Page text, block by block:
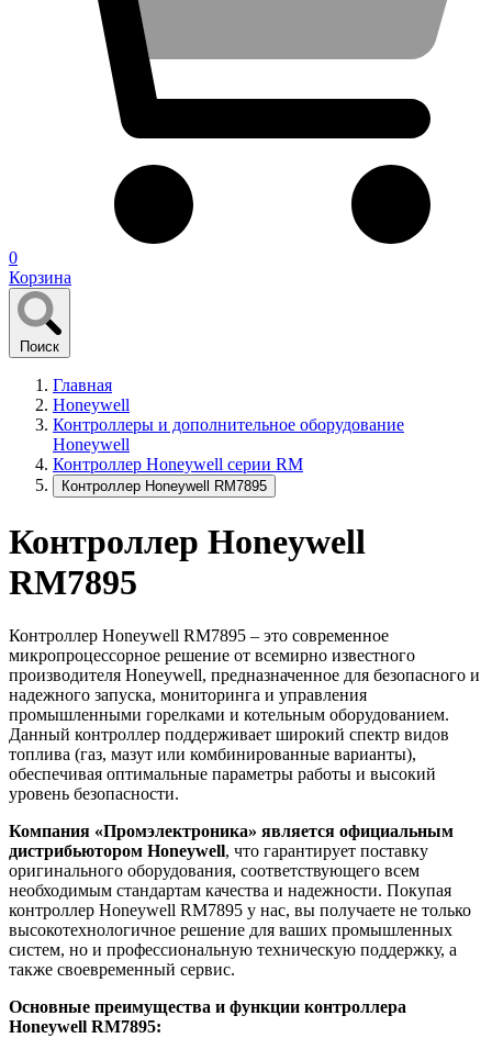
0
Корзина
Поиск
Главная
Honeywell
Контроллеры и дополнительное оборудование
Honeywell
Контроллер Honeywell серии RM
Контроллер Honeywell RM7895
Контроллер Honeywell
RM7895
Контроллер Honeywell RM7895 – это современное
микропроцессорное решение от всемирно известного
производителя Honeywell, предназначенное для безопасного и
надежного запуска, мониторинга и управления
промышленными горелками и котельным оборудованием.
Данный контроллер поддерживает широкий спектр видов
топлива (газ, мазут или комбинированные варианты),
обеспечивая оптимальные параметры работы и высокий
уровень безопасности.
Компания «Промэлектроника» является официальным
дистрибьютором Honeywell, что гарантирует поставку
оригинального оборудования, соответствующего всем
необходимым стандартам качества и надежности. Покупая
контроллер Honeywell RM7895 у нас, вы получаете не только
высокотехнологичное решение для ваших промышленных
систем, но и профессиональную техническую поддержку, а
также своевременный сервис.
Основные преимущества и функции контроллера
Honeywell RM7895: